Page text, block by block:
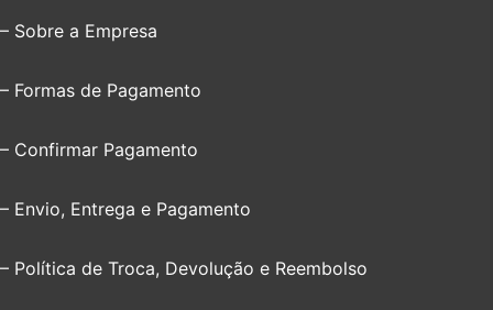
– Sobre a Empresa
– Formas de Pagamento
– Confirmar Pagamento
– Envio, Entrega e Pagamento
– Política de Troca, Devolução e Reembolso